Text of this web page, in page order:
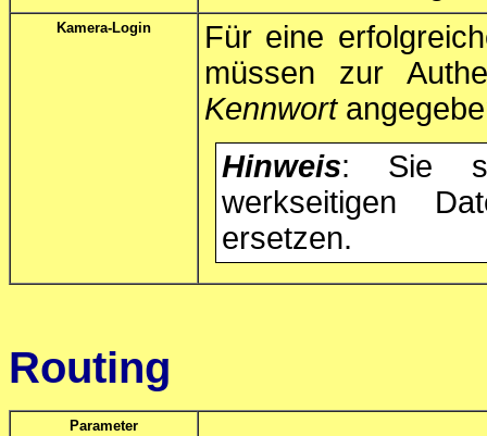
Kamera-Login
Für eine
müssen zur
Kennwort
Hinweis: Sie
werkseitigen
ersetzen.
Routing
Parameter